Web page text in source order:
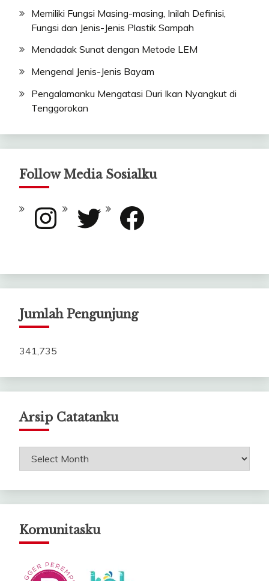
Memiliki Fungsi Masing-masing, Inilah Definisi,
Fungsi dan Jenis-Jenis Plastik Sampah
Mendadak Sunat dengan Metode LEM
Mengenal Jenis-Jenis Bayam
Pengalamanku Mengatasi Duri Ikan Nyangkut di
Tenggorokan
Follow Media Sosialku
Instagram Twitter Facebook
Jumlah Pengunjung
341,735
Arsip Catatanku
Arsip
Komunitasku